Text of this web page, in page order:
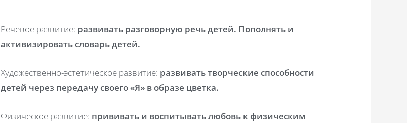
Речевое развитие: развивать разговорную речь детей. Пополнять и
активизировать словарь детей.
Художественно-эстетическое развитие: развивать творческие способности
детей через передачу своего «Я» в образе цветка.
Физическое развитие: прививать и воспитывать любовь к физическим